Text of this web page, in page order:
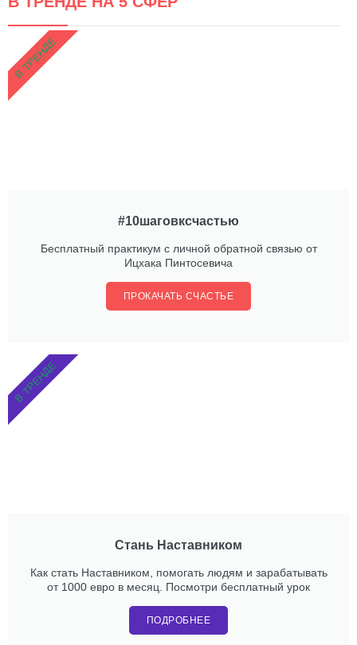
#10шаговксчастью
Бесплатный практикум с личной обратной связью от
Ицхака Пинтосевича
ПРОКАЧАТЬ СЧАСТЬЕ
В ТРЕНДЕ
Стань Наставником
Как стать Наставником, помогать людям и зарабатывать
от 1000 евро в месяц. Посмотри бесплатный урок
ПОДРОБНЕЕ
В ТРЕНДЕ